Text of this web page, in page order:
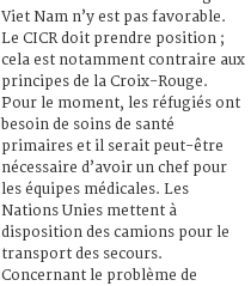
Viet Nam n’y est pas favorable.
Le CICR doit prendre position ;
cela est notamment contraire aux
principes de la Croix-Rouge.
Pour le moment, les réfugiés ont
besoin de soins de santé
primaires et il serait peut-être
nécessaire d’avoir un chef pour
les équipes médicales. Les
Nations Unies mettent à
disposition des camions pour le
transport des secours.
Concernant le problème de